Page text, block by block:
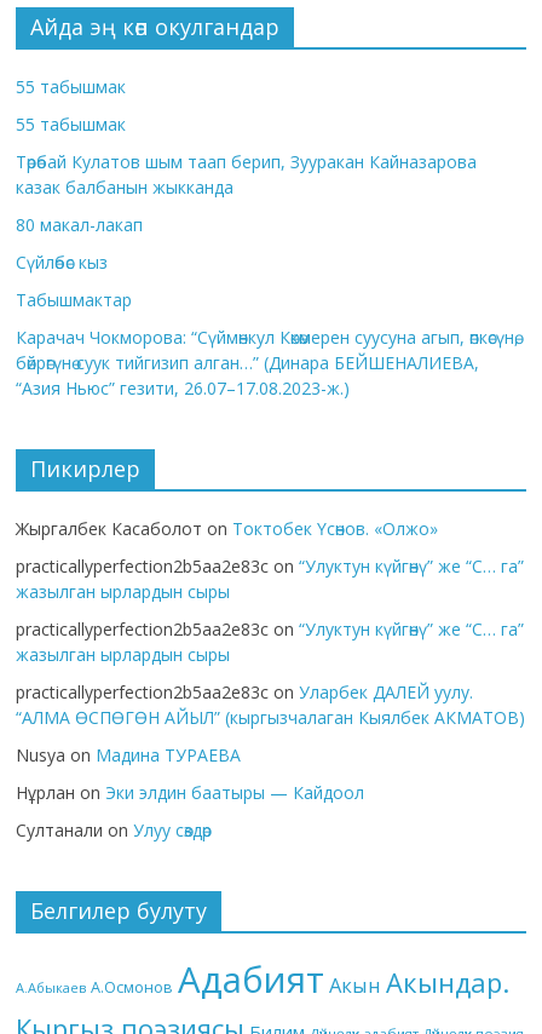
Айда эң көп окулгандар
55 табышмак
55 табышмак
Төрөбай Кулатов шым таап берип, Зууракан Кайназарова
казак балбанын жыкканда
80 макал-лакап
Сүйлөбөс кыз
Табышмактар
Карачач Чокморова: “Сүймөнкул Көкөмерен суусуна агып, өпкөсүнө,
бөйрөгүнө суук тийгизип алган…” (Динара БЕЙШЕНАЛИЕВА,
“Азия Ньюс” гезити, 26.07–17.08.2023-ж.)
Пикирлер
Жыргалбек Касаболот on Токтобек Үсөнов. «Олжо»
practicallyperfection2b5aa2e83c on“Улуктун күйгөнү” же “С… га”
жазылган ырлардын сыры
practicallyperfection2b5aa2e83c on“Улуктун күйгөнү” же “С… га”
жазылган ырлардын сыры
practicallyperfection2b5aa2e83c onУларбек ДАЛЕЙ уулу.
“АЛМА ӨСПӨГӨН АЙЫЛ” (кыргызчалаган Кыялбек АКМАТОВ)
Nusya on Мадина ТУРАЕВА
Нұрлан on Эки элдин баатыры — Кайдоол
Султанали onУлуу сөздөр
Белгилер булуту
А.Абыкаев А.Осмонов Адабият Акын Акындар.